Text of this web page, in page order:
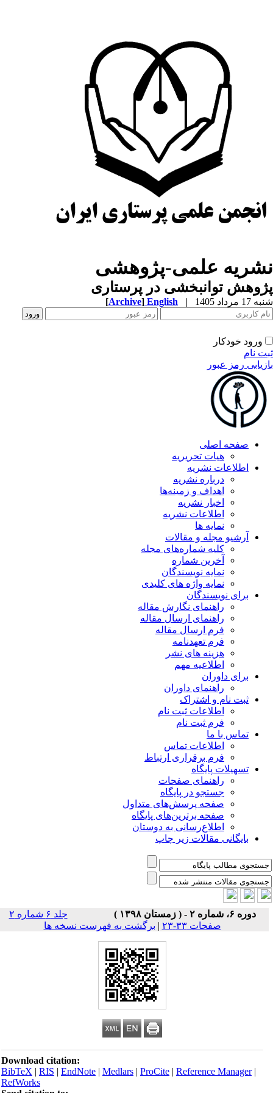
علمی-پژوهشی
توانبخشی در پرستاری
مرداد 1405 |
English
[Archive]
ورود خودکار
نام
رمز عبور
صفحه اصلی
هیات تحریریه
اطلاعات نشریه
درباره نشریه
اهداف و زمینه‌ها
اخبار نشریه
اطلاعات نشریه
نمایه ها
آرشیو مجله و مقالات
کلیه شماره‌های مجله
آخرین شماره
نمایه نویسندگان
نمایه واژه های کلیدی
برای نویسندگان
راهنمای نگارش مقاله
راهنمای ارسال مقاله
فرم ارسال مقاله
فرم تعهدنامه
هزینه های نشر
اطلاعیه مهم
برای داوران
راهنمای داوران
ثبت نام و اشتراک
اطلاعات ثبت نام
فرم ثبت نام
تماس با ما
اطلاعات تماس
فرم برقراری ارتباط
تسهیلات پایگاه
راهنمای صفحات
جستجو در پایگاه
صفحه پرسش‌های متداول
صفحه برترین‌های پایگاه
اطلاع‌رسانی به دوستان
بایگانی مقالات زیر چاپ
دوره ۶، شماره ۲ - ( زمستان ۱۳۹۸ )
جلد ۶ شماره ۲
صفحات ۳۳-۲۳
|برگشت به فهرست نسخه ها
Download citation:
BibTeX|RIS|EndNote|Medlars|ProCite|Reference Manager
RefWorks